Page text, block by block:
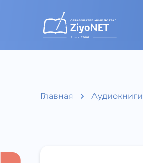
Главная Аудиокниги